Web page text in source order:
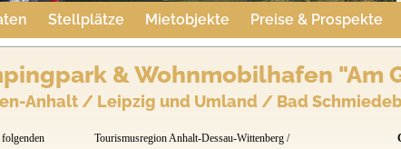
Stellplätze Mietobjekte Preise & Prospekte
& Wohnmobilhafen "Am
Anhalt / Leipzig und Umland / Bad
Tourismusregion Anhalt-Dessau-Wittenberg /